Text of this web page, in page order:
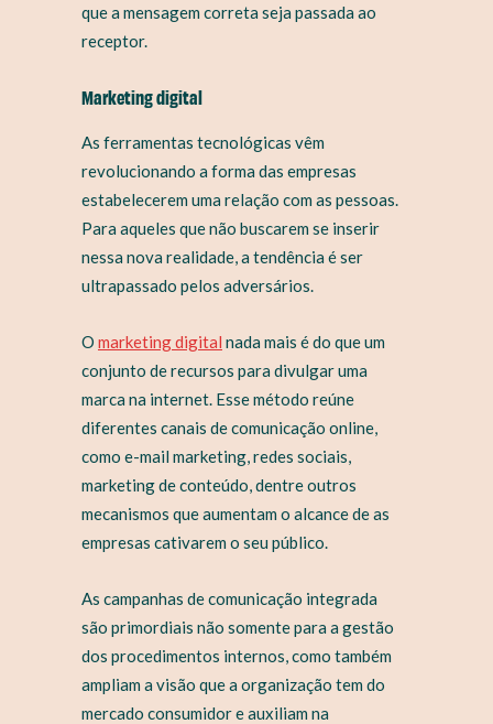
que a mensagem correta seja passada ao
receptor.
Marketing digital
As ferramentas tecnológicas vêm
revolucionando a forma das empresas
estabelecerem uma relação com as pessoas.
Para aqueles que não buscarem se inserir
nessa nova realidade, a tendência é ser
ultrapassado pelos adversários.
O marketing digital nada mais é do que um
conjunto de recursos para divulgar uma
marca na internet. Esse método reúne
diferentes canais de comunicação online,
como e-mail marketing, redes sociais,
marketing de conteúdo, dentre outros
mecanismos que aumentam o alcance de as
empresas cativarem o seu público.
As campanhas de comunicação integrada
são primordiais não somente para a gestão
dos procedimentos internos, como também
ampliam a visão que a organização tem do
mercado consumidor e auxiliam na